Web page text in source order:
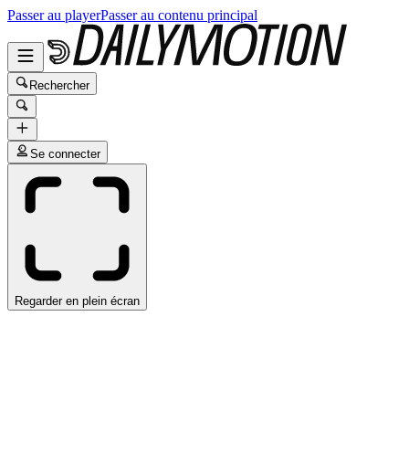
Passer au playerPasser au contenu principal
Rechercher
Se connecter
Regarder en plein écran